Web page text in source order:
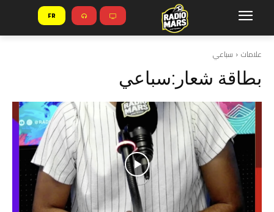
FR
علامات سباعي
بطاقة شعار:سباعي